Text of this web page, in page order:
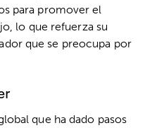
para promover el
lo que refuerza su
que se preocupa por
que ha dado pasos